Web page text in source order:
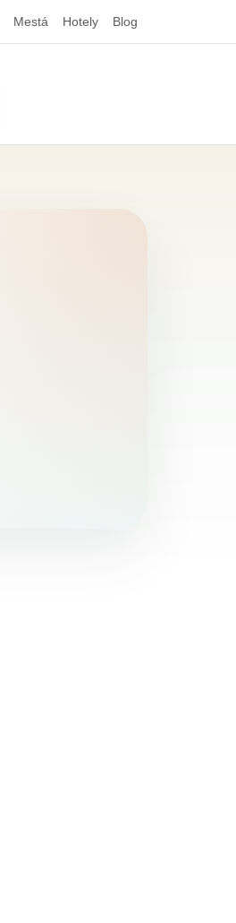
Mestá Hotely Blog